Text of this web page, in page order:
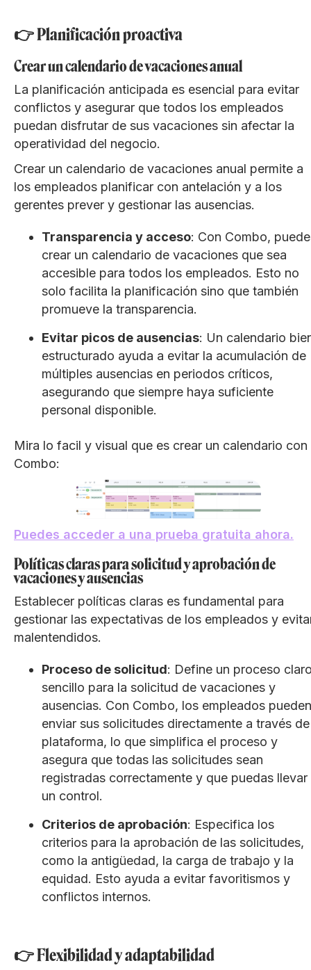
👉 Planificación proactiva
Crear un calendario de vacaciones anual
La planificación anticipada es esencial para evitar
conflictos y asegurar que todos los empleados
puedan disfrutar de sus vacaciones sin afectar la
operatividad del negocio.
Crear un calendario de vacaciones anual permite a
los empleados planificar con antelación y a los
gerentes prever y gestionar las ausencias.
Transparencia y acceso: Con Combo,
crear un calendario de vacaciones que sea
accesible para todos los empleados. Esto no
solo facilita la planificación sino que también
promueve la transparencia.
Evitar picos de ausencias: Un calendario
estructurado ayuda a evitar la acumulación de
múltiples ausencias en periodos críticos,
asegurando que siempre haya suficiente
personal disponible.
Mira lo facil y visual que es crear un calendario con
Combo:
Puedes acceder a una prueba gratuita ahora.
Políticas claras para solicitud y aprobación de
vacaciones y ausencias
Establecer políticas claras es fundamental para
gestionar las expectativas de los empleados y
malentendidos.
Proceso de solicitud: Define un proceso
sencillo para la solicitud de vacaciones y
ausencias. Con Combo, los empleados pueden
enviar sus solicitudes directamente a través
plataforma, lo que simplifica el proceso y
asegura que todas las solicitudes sean
registradas correctamente y que puedas llevar
un control.
Criterios de aprobación: Especifica los
criterios para la aprobación de las solicitudes,
como la antigüedad, la carga de trabajo y la
equidad. Esto ayuda a evitar favoritismos y
conflictos internos.
👉 Flexibilidad y adaptabilidad